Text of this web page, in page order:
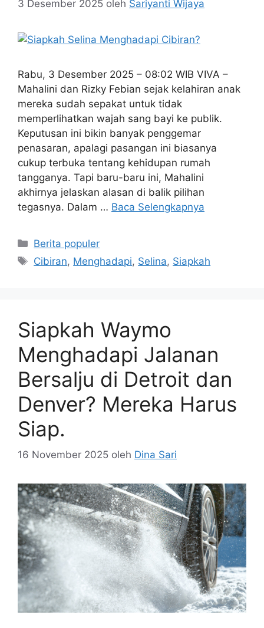
3 Desember 2025 oleh Sariyanti Wijaya
Rabu, 3 Desember 2025 – 08:02 WIB VIVA –
Mahalini dan Rizky Febian sejak kelahiran anak
mereka sudah sepakat untuk tidak
memperlihatkan wajah sang bayi ke publik.
Keputusan ini bikin banyak penggemar
penasaran, apalagi pasangan ini biasanya
cukup terbuka tentang kehidupan rumah
tangganya. Tapi baru-baru ini, Mahalini
akhirnya jelaskan alasan di balik pilihan
tegasnya. Dalam … Baca Selengkapnya
Kategori
Berita populer
Tag
Cibiran, Menghadapi, Selina, Siapkah
Siapkah Waymo
Menghadapi Jalanan
Bersalju di Detroit dan
Denver? Mereka Harus
Siap.
16 November 2025 oleh Dina Sari